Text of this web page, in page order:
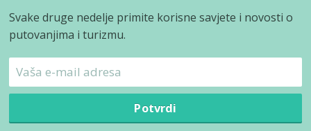
Svake druge nedelje primite korisne savjete i novosti o
putovanjima i turizmu.
Potvrdi